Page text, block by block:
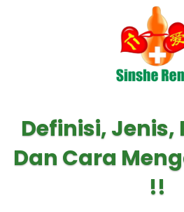
Definisi, Jenis,
Dan Cara
!!